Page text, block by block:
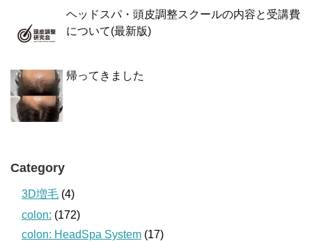
ヘッドスパ・頭皮調整スクールの内容と受講費
について(最新版)
帰ってきました
Category
3D増毛 (4)
colon: (172)
colon: HeadSpa System (17)